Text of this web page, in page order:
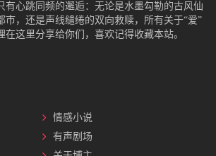
有心跳同频的邂逅：无论是水墨勾勒的古风仙
市，还是声线缱绻的双向救赎，所有关于“爱”
在这里分享给你们，喜欢记得收藏本站。
情感小说
有声剧场